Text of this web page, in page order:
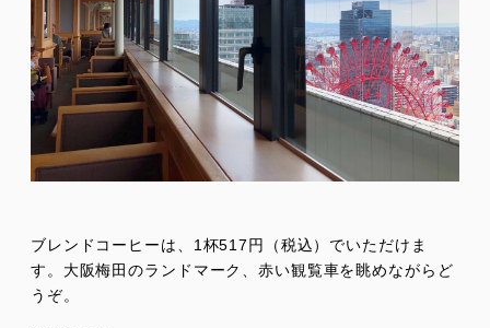
ブレンドコーヒーは、1杯517円（税込）でいただけま
す。大阪梅田のランドマーク、赤い観覧車を眺めながらど
うぞ。